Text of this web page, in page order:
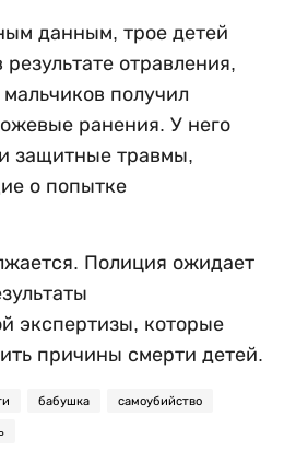
данным, трое детей
результате отравления,
получил
ранения. У него
защитные травмы,
о попытке
Полиция ожидает
экспертизы, которые
причины смерти детей.
бабушка самоубийство